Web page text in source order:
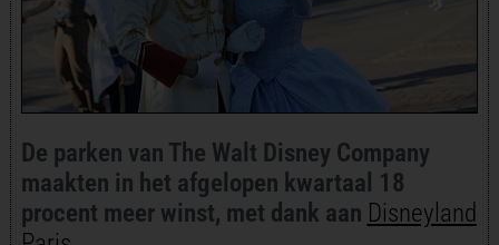
De parken van The Walt Disney Company
maakten in het afgelopen kwartaal 18
procent meer winst, met dank aan Disneyland